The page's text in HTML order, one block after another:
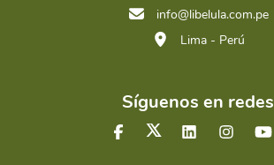
info@libelula.com.pe
Lima - Perú
Síguenos en redes